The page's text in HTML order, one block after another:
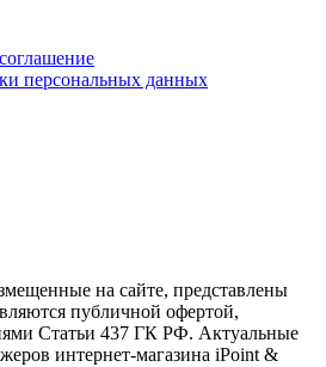
персональных данных
на сайте, представлены
публичной офертой,
Статьи 437 ГК РФ. Актуальные
интернет-магазина iPoint &